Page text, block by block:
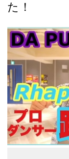
た！